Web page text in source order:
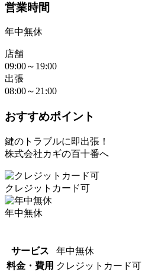
営業時間
年中無休
店舗
09:00～19:00
出張
08:00～21:00
おすすめポイント
鍵のトラブルに即出張！
株式会社カギの百十番へ
クレジットカード可
年中無休
サービス
年中無休
料金・費用 クレジットカード可